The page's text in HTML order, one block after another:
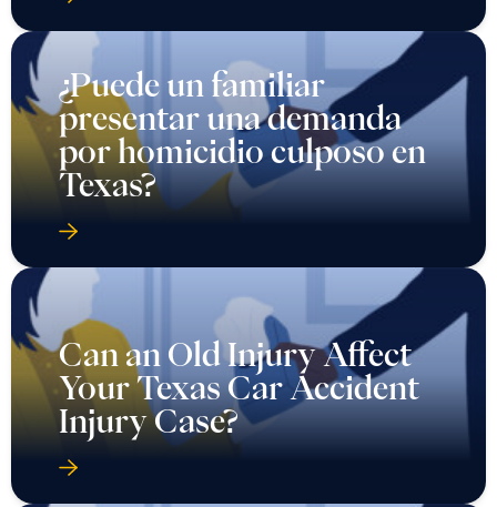
¿Puede un familiar
presentar una demanda
por homicidio culposo en
Texas?
Can an Old Injury Affect
Your Texas Car Accident
Injury Case?